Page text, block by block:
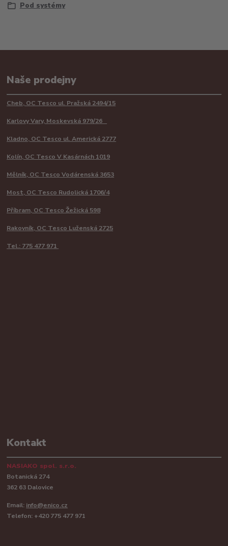
Pod systémy
Naše prodejny
Cheb, OC Tesco ul. Pražská 2494/15
Karlovy Vary, Moskevská 979/26
Kladno, OC Tesco ul. Americká 2777
Kolín, OC Tesco V Kasárnách 1019
Mělník, OC Tesco Vodárenská 3653
Most, OC Tesco Rudolická 1706/4
Příbram, OC Tesco Žežická 598
Rakovník, OC Tesco Luženská 2725
Tel.: 775 477 971
Kontakt
NASIAKO spol. s.r.o.
Botanická 274
362 63 Dalovice
Email: info@enico.cz
Telefon: +420 775 477 971